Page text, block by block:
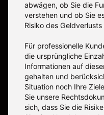
abwägen, ob Sie die
verstehen und ob Sie
Risiko des
Für professionelle
die ursprüngliche
Informationen auf
gehalten und
Situation noch Ihre
Sie unsere
sich, dass Sie die